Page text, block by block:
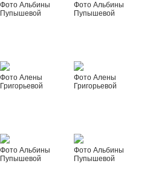
Фото Альбины
Пупышевой
Фото Альбины
Пупышевой
Фото Алены
Григорьевой
Фото Алены
Григорьевой
Фото Альбины
Пупышевой
Фото Альбины
Пупышевой